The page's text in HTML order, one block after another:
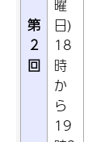
第
2
回
曜
日)
18
時
か
ら
19